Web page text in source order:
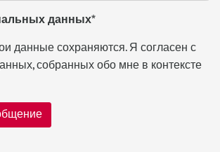
данных*
данные сохраняются. Я согласен с
собранных обо мне в контексте